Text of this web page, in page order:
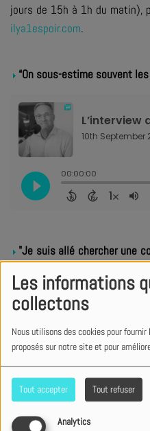
Les informations
collectons
Nous utilisons des cookies pour
proposés sur notre site et pour
Tout accepter Tout refuser
Analytics
jours de 15h à 1h du matin),
ilya1espoir.com.
“On sous-estime souvent
"Je suis allé chercher une